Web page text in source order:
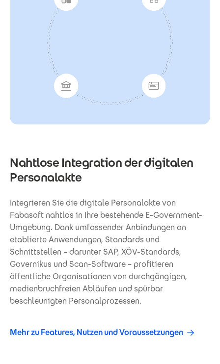
Nahtlose Integration der digitalen
Personalakte
Integrieren Sie die digitale Personalakte von
Fabasoft nahtlos in Ihre bestehende E-Government-
Umgebung. Dank umfassender Anbindungen an
etablierte Anwendungen, Standards und
Schnittstellen – darunter SAP, XÖV-Standards,
Governikus und Scan-Software – profitieren
öffentliche Organisationen von durchgängigen,
medienbruchfreien Abläufen und spürbar
beschleunigten Personalprozessen.
Mehr zu Features, Nutzen und Voraussetzungen